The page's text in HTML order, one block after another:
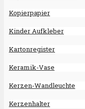
Kopierpapier
Kinder Aufkleber
Kartonregister
Keramik-Vase
Kerzen-Wandleuchte
Kerzenhalter